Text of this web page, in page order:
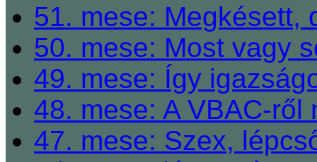
51. mese: Megkésett,
50. mese: Most vagy
49. mese: Így
48. mese: A VBAC-
47. mese: Szex,